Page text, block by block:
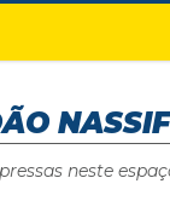
NASSIF
neste